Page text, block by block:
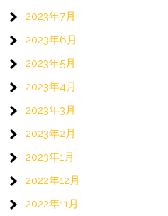
2023年7月
2023年6月
2023年5月
2023年4月
2023年3月
2023年2月
2023年1月
2022年12月
2022年11月